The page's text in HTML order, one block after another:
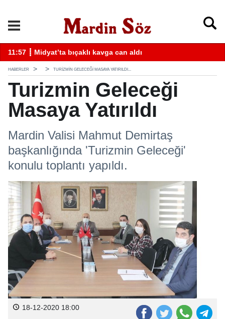
11:57 ┋ Midyat’ta bıçaklı kavga can aldı
HABERLER TURIZMIN GELECEĞI MASAYA YATIRILDI...
Turizmin Geleceği
Masaya Yatırıldı
Mardin Valisi Mahmut Demirtaş
başkanlığında 'Turizmin Geleceği'
konulu toplantı yapıldı.
18-12-2020 18:00